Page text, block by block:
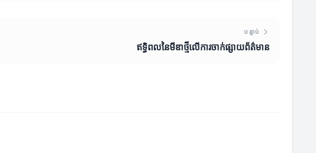
បន្ទាប់
ឥទ្ធិពលនៃមីឌា​ថ្មីលើការចាក់ផ្សាយព័ត៌មាន